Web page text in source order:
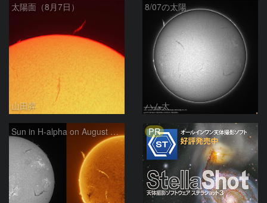
太陽面（8月7日）
山田昇
8/07の太陽
ハム太
Sun in H-alpha on August 7, 2026 PR